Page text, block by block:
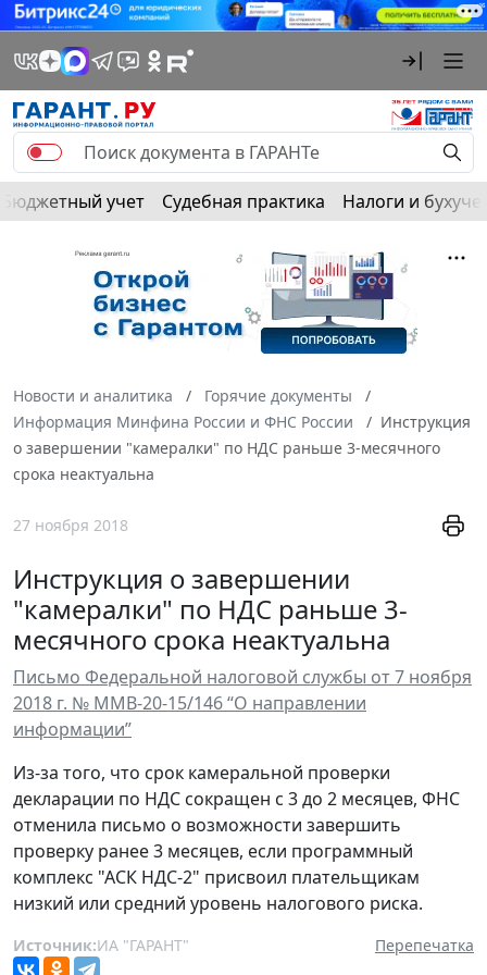
Бюджетный учет Судебная практика Налоги и
Новости и аналитика
Горячие документы
Информация Минфина России и ФНС России
Инструкция
о завершении "камералки" по НДС раньше 3-месячного
срока неактуальна
27 ноября 2018
Инструкция о завершении
"камералки" по НДС раньше 3-
месячного срока неактуальна
Письмо Федеральной налоговой службы от 7 ноября
2018 г. № ММВ-20-15/146 “О направлении
информации”
Из-за того, что срок камеральной проверки
декларации по НДС сокращен с 3 до 2 месяцев, ФНС
отменила письмо о возможности завершить
проверку ранее 3 месяцев, если программный
комплекс "АСК НДС-2" присвоил плательщикам
низкий или средний уровень налогового риска.
Источник:ИА "ГАРАНТ" Перепечатка